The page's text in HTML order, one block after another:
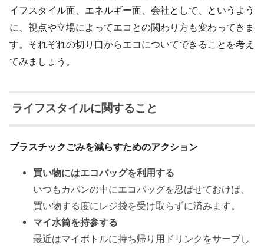
イフスタイル面、エネルギー面、会社として、というよう
に、視点や立場によってエコとの関わり方も変わってきま
す。それぞれの切り口からエコについてできることを考え
てみましょう。
ライフスタイルに関すること
プラスチックごみを減らすためのアクション
買い物にはエコバッグを利用する
いつもカバンの中にエコバッグを忍ばせておけば、
買い物する度にレジ袋を受け取らずに済みます。
マイ水筒を持参する
最近はマイボトルに持ち帰り用ドリンクをサーブし